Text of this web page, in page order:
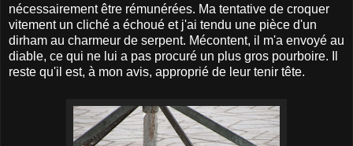
nécessairement être rémunérées. Ma tentative de croquer
vitement un cliché a échoué et j'ai tendu une pièce d'un
dirham au charmeur de serpent. Mécontent, il m'a envoyé au
diable, ce qui ne lui a pas procuré un plus gros pourboire. Il
reste qu'il est, à mon avis, approprié de leur tenir tête.